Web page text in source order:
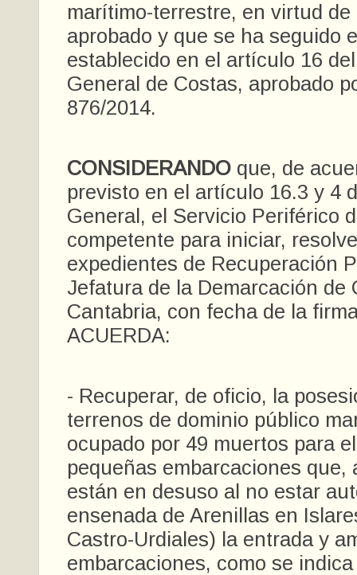
marítimo-terrestre, en virtud de
aprobado y que se ha seguido
establecido en el artículo 16
General de Costas, aprobado
876/2014.
CONSIDERANDO que, de
previsto en el artículo 16.3 y 4
General, el Servicio Periférico
competente para iniciar,
expedientes de Recuperación
Jefatura de la Demarcación de
Cantabria, con fecha de la
ACUERDA:
- Recuperar, de oficio, la
terrenos de dominio público
ocupado por 49 muertos para
pequeñas embarcaciones que,
están en desuso al no estar
ensenada de Arenillas en
Castro-Urdiales) la entrada y
embarcaciones, como se